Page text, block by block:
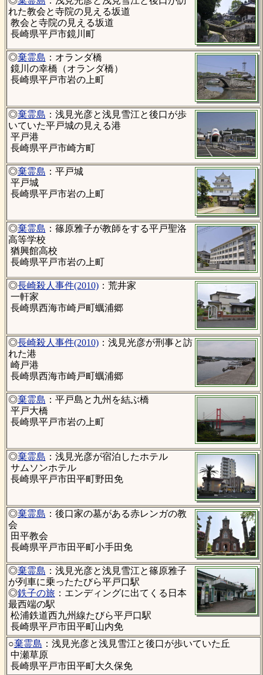
れた教会と寺院の見える坂道
教会と寺院の見える坂道
長崎県平戸市鏡川町
◎棄霊島 ：オランダ橋
鏡川の幸橋（オランダ橋）
長崎県平戸市岩の上町
◎棄霊島 ：浅見光彦と浅見雪江と後口が歩
いていた平戸城の見える港
平戸港
長崎県平戸市崎方町
◎棄霊島 ：平戸城
平戸城
長崎県平戸市岩の上町
◎棄霊島 ：篠原雅子が教師をする平戸聖洛
高等学校
猶興館高校
長崎県平戸市岩の上町
◎長崎殺人事件(2010)：荒井家
一軒家
長崎県西海市崎戸町蠣浦郷
◎長崎殺人事件(2010)：浅見光彦が刑事と訪
れた港
崎戸港
長崎県西海市崎戸町蠣浦郷
◎棄霊島 ：平戸島と九州を結ぶ橋
平戸大橋
長崎県平戸市岩の上町
◎棄霊島 ：浅見光彦が宿泊したホテル
サムソンホテル
長崎県平戸市田平町野田免
◎棄霊島 ：後口家の墓がある赤レンガの教
会
田平教会
長崎県平戸市田平町小手田免
◎棄霊島 ：浅見光彦と浅見雪江と篠原雅子
が列車に乗ったたびら平戸口駅
◎鉄子の旅 ：エンディングに出てくる日本
最西端の駅
松浦鉄道西九州線たびら平戸口駅
長崎県平戸市田平町山内免
○棄霊島 ：浅見光彦と浅見雪江と後口が歩いていた丘
中瀬草原
長崎県平戸市田平町大久保免